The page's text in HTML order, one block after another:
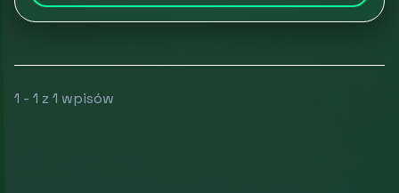
1 - 1 z 1 wpisów